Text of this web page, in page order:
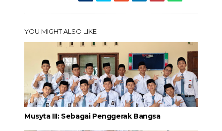
YOU MIGHT ALSO LIKE
Musyta III: Sebagai Penggerak Bangsa